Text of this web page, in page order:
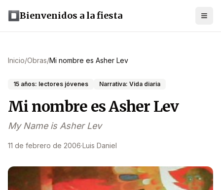
Bienvenidos a la fiesta
Inicio/Obras/Mi nombre es Asher Lev
15 años: lectores jóvenes Narrativa: Vida diaria
Mi nombre es Asher Lev
My Name is Asher Lev
11 de febrero de 2006·Luis Daniel